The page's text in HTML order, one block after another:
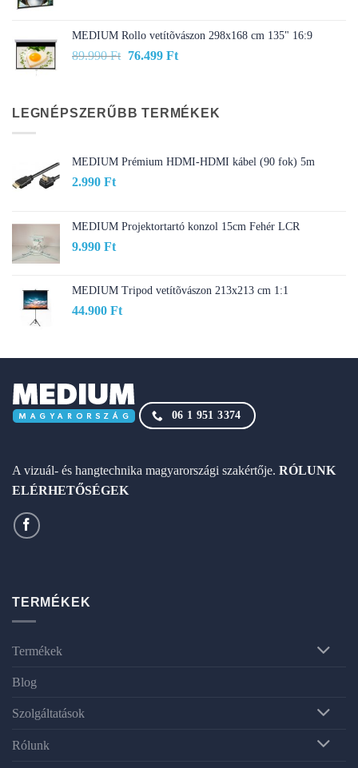
109.990 Ft.98.990 Ft.
MEDIUM Rollo vetítõvászon 298x168 cm 135" 16:9
89.990Ft Original
89.990 Ft.
76.499 FtCurrent
76.499 Ft.
LEGNÉPSZERŰBB TERMÉKEK
MEDIUM Prémium HDMI-HDMI kábel (90 fok) 5m
2.990 Ft
MEDIUM Projektortartó konzol 15cm Fehér LCR
9.990 Ft
MEDIUM Tripod vetítõvászon 213x213 cm 1:1
44.900 Ft
06 1 951 3374
A vizuál- és hangtechnika magyarországi szakértője. RÓLUNK
ELÉRHETŐSÉGEK
TERMÉKEK
Termékek
Blog
Szolgáltatások
Rólunk